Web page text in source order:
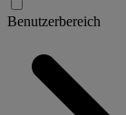
Benutzerbereich